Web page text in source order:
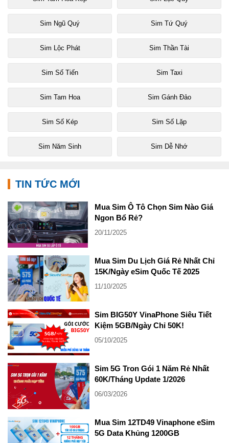
Sim Ngũ Quý Sim Tứ Quý
Sim Lộc Phát Sim Thần Tài
Sim Số Tiến Sim Taxi
Sim Tam Hoa Sim Gánh Đảo
Sim Số Kép Sim Số Lặp
Sim Năm Sinh Sim Dễ Nhớ
TIN TỨC MỚI
Mua Sim Ô Tô Chọn Sim Nào Giá
Ngon Bổ Rẻ?
20/11/2025
Mua Sim Du Lịch Giá Rẻ Nhất Chỉ
15K/Ngày eSim Quốc Tế 2025
11/10/2025
Sim BIG50Y VinaPhone Siêu Tiết
Kiệm 5GB/Ngày Chỉ 50K!
05/10/2025
Sim 5G Tron Gói 1 Năm Rẻ Nhất
60K/Tháng Update 1/2026
06/03/2026
Mua Sim 12TD49 Vinaphone eSim
5G Data Khủng 1200GB